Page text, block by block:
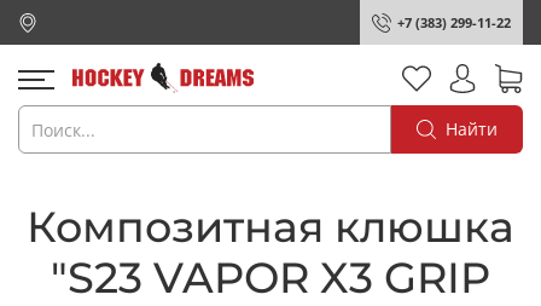
+7 (383) 299-11-22
Найти
Композитная клюшка
"S23 VAPOR X3 GRIP